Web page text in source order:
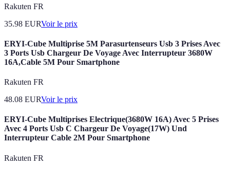
Rakuten FR
35.98 EURVoir le prix
ERYI-Cube Multiprise 5M Parasurtenseurs Usb 3 Prises Avec
3 Ports Usb Chargeur De Voyage Avec Interrupteur 3680W
16A,Cable 5M Pour Smartphone
Rakuten FR
48.08 EURVoir le prix
ERYI-Cube Multiprises Electrique(3680W 16A) Avec 5 Prises
Avec 4 Ports Usb C Chargeur De Voyage(17W) Und
Interrupteur Cable 2M Pour Smartphone
Rakuten FR